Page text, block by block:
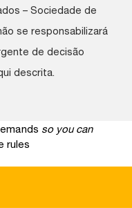
– Sociedade de
se responsabilizará
de decisão
descrita.
so you can
rules